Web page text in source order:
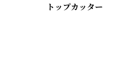
トップカッター